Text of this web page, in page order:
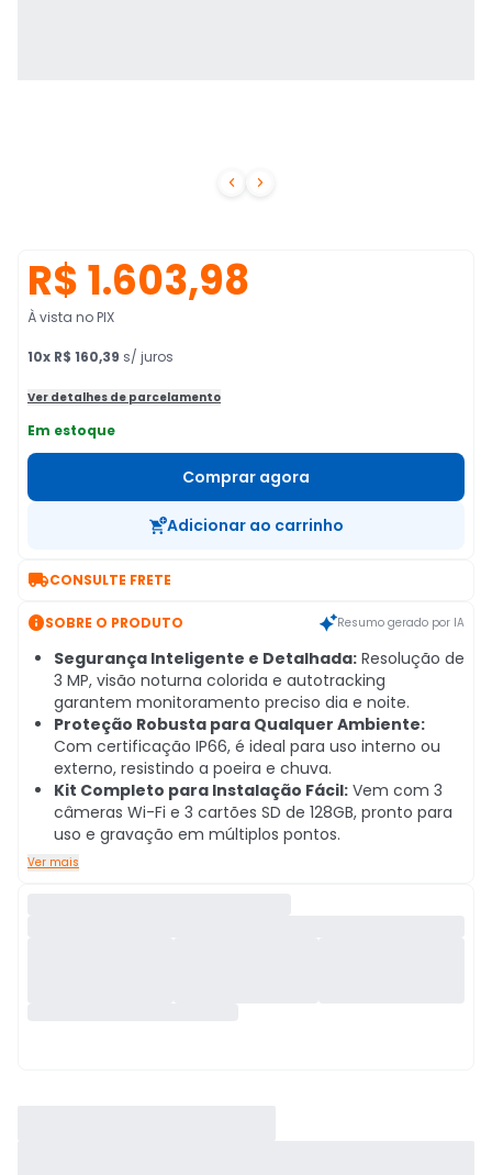
 
R$ 1.603,98
À vista no PIX
10x R$ 160,39 s/ juros
Ver detalhes de parcelamento
Em estoque
Comprar agora
Adicionar ao carrinho
CONSULTE FRETE
SOBRE O PRODUTO Resumo gerado por IA
Segurança Inteligente e Detalhada: Resolução de
3 MP, visão noturna colorida e autotracking
garantem monitoramento preciso dia e noite.
Proteção Robusta para Qualquer Ambiente:
Com certificação IP66, é ideal para uso interno ou
externo, resistindo a poeira e chuva.
Kit Completo para Instalação Fácil: Vem com 3
câmeras Wi-Fi e 3 cartões SD de 128GB, pronto para
uso e gravação em múltiplos pontos.
Ver mais